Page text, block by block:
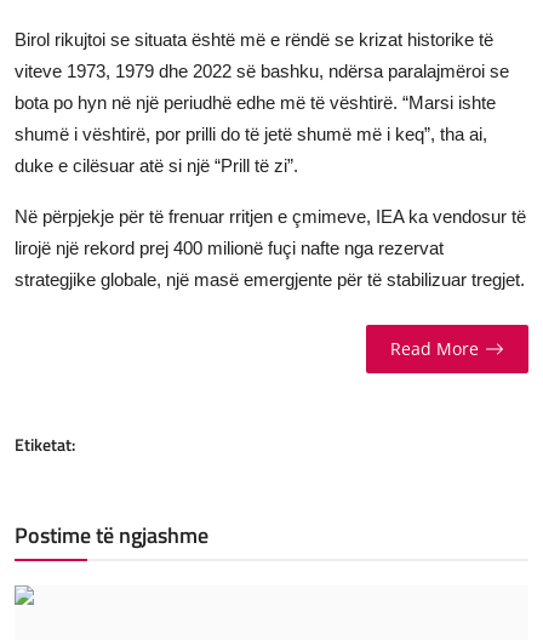
Birol rikujtoi se situata është më e rëndë se krizat historike të
viteve 1973, 1979 dhe 2022 së bashku, ndërsa paralajmëroi se
bota po hyn në një periudhë edhe më të vështirë. “Marsi ishte
shumë i vështirë, por prilli do të jetë shumë më i keq”, tha ai,
duke e cilësuar atë si një “Prill të zi”.
Në përpjekje për të frenuar rritjen e çmimeve, IEA ka vendosur të
lirojë një rekord prej 400 milionë fuçi nafte nga rezervat
strategjike globale, një masë emergjente për të stabilizuar tregjet.
Read More
Etiketat:
Postime të ngjashme